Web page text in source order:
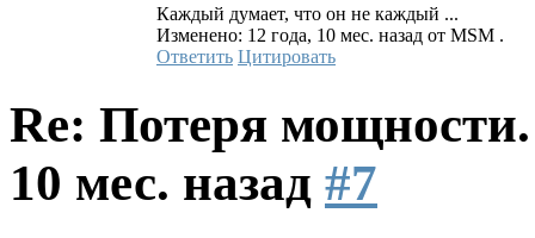
Каждый думает, что он не каждый ...
Изменено: 12 года, 10 мес. назад от MSM .
Ответить Цитировать
Re: Потеря
10 мес. назад #7